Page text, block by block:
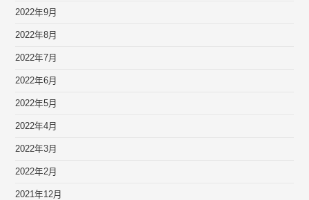
2022年9月
2022年8月
2022年7月
2022年6月
2022年5月
2022年4月
2022年3月
2022年2月
2021年12月